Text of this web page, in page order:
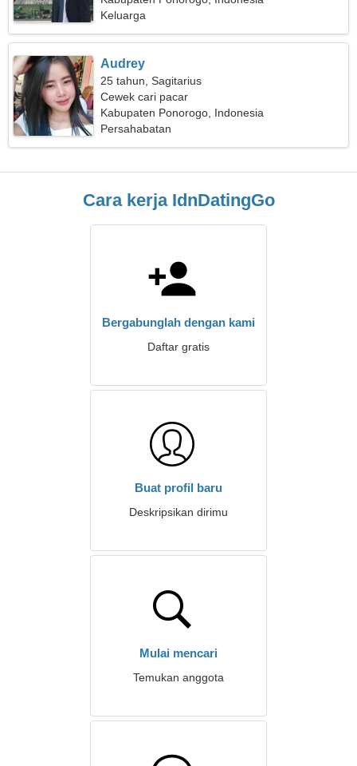
Keluarga
Audrey
25 tahun, Sagitarius
Cewek cari pacar
Kabupaten Ponorogo, Indonesia
Persahabatan
Cara kerja IdnDatingGo
Bergabunglah dengan kami
Daftar gratis
Buat profil baru
Deskripsikan dirimu
Mulai mencari
Temukan anggota